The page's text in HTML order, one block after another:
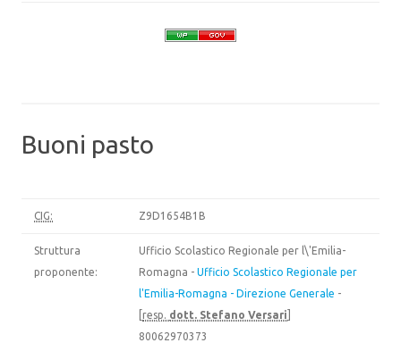
Buoni pasto
CIG: Z9D1654B1B
Struttura
proponente:
Ufficio Scolastico Regionale per l\'Emilia-
Romagna - Ufficio Scolastico Regionale per
l'Emilia-Romagna - Direzione Generale -
resp. dott. Stefano Versari
80062970373